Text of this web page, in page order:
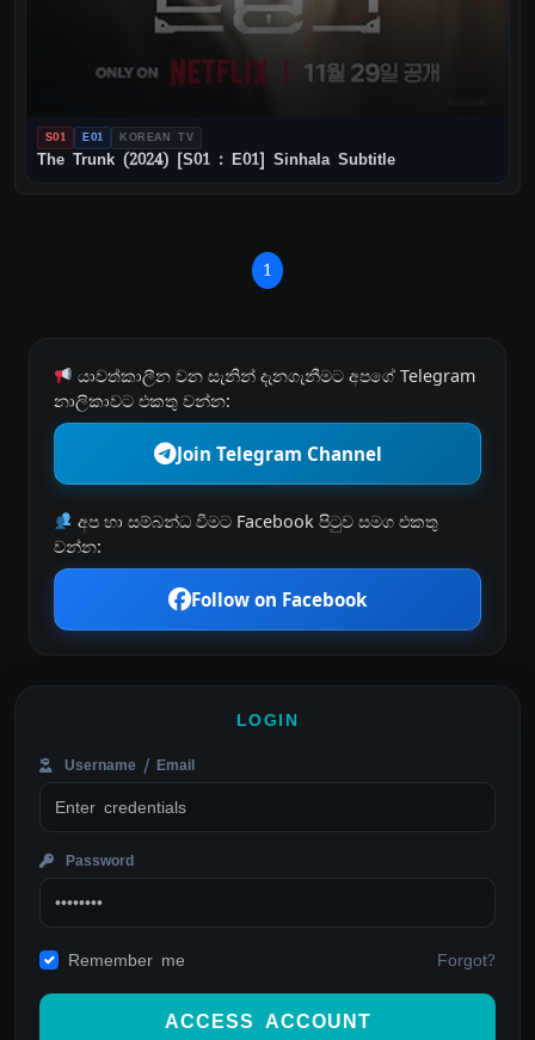
S01 E01 KOREAN TV
The Trunk (2024) [S01 : E01] Sinhala Subtitle
1
යාවත්කාලීන වන සැනින් දැනගැනීමට අපගේ Telegram
නාලිකාවට එකතු වන්න:
Join Telegram Channel
අප හා සම්බන්ධ වීමට Facebook පිටුව සමග එකතු
වන්න:
Follow on Facebook
LOGIN
Username / Email
Password
Remember me Forgot?
ACCESS ACCOUNT